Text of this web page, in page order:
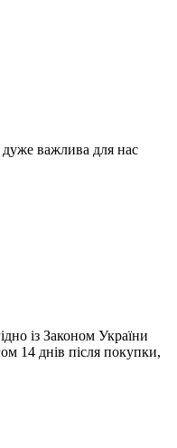
важлива для нас
із Законом України
14 днів після покупки,